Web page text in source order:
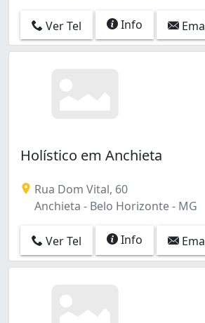
Ver Tel Info
Holístico em Anchieta
Rua Dom Vital, 60
Anchieta - Belo Horizonte - MG
Ver Tel Info